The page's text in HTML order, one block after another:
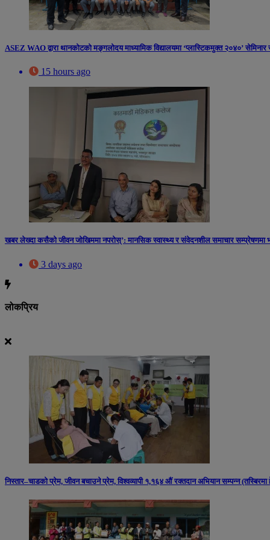
ASEZ WAO द्वारा थानकोटको मङ्गलोदय माध्यामिक विद्यालयमा ‘प्लास्टिकमुक्त २०४०’ सेमिनार
15 hours ago
खबर लेख्दा कसैको जीवन जोखिममा नपरोस्’: मानसिक स्वास्थ्य र संवेदनशील समाचार सम्प्रेषणमा
3 days ago
लोकप्रिय
निस्तार–चाडको प्रेम, जीवन बचाउने प्रेम, विश्वव्यापी १,१६४ औं रक्तदान अभियान सम्पन्न (तस्बिरमा